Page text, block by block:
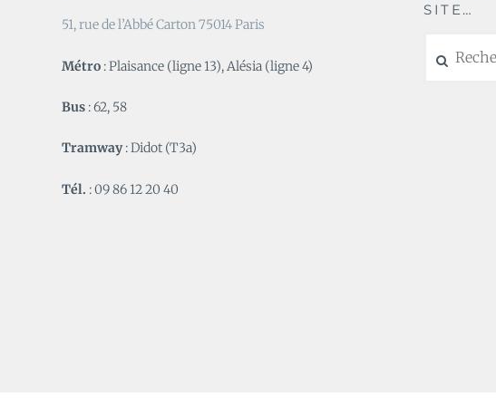
51, rue de l’Abbé Carton 75014 Paris
Métro : Plaisance (ligne 13), Alésia (ligne 4)
Bus : 62, 58
Tramway: Didot (T3a)
Tél. : 09 86 12 20 40
SITE…